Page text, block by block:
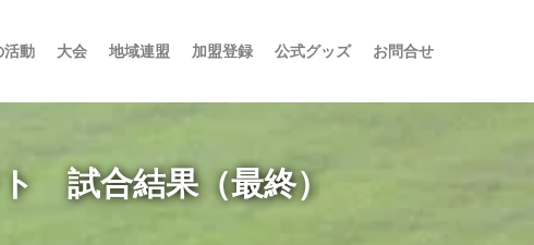
活動 大会 地域連盟 加盟登録 公式グッズ お問合せ
試合結果（最終）